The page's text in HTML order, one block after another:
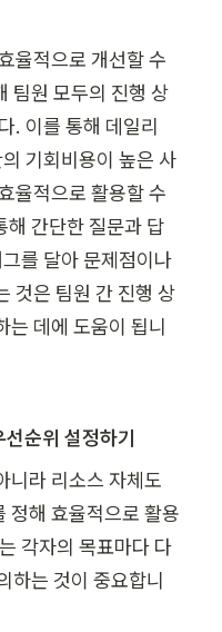
율적으로 개선할 수
팀원 모두의 진행 상
. 이를 통해 데일리
기회비용이 높은 사
율적으로 활용할 수
해 간단한 질문과 답
를 달아 문제점이나
것은 팀원 간 진행 상
는 데에 도움이 됩니
순위 설정하기
니라 리소스 자체도
정해 효율적으로 활용
각자의 목표마다 다
하는 것이 중요합니